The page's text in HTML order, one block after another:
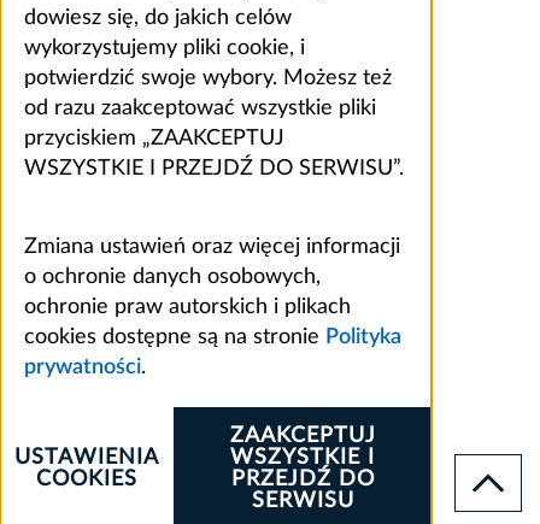
dowiesz się, do jakich celów
wykorzystujemy pliki cookie, i
potwierdzić swoje wybory. Możesz też
od razu zaakceptować wszystkie pliki
przyciskiem „ZAAKCEPTUJ
WSZYSTKIE I PRZEJDŹ DO SERWISU”.
Zmiana ustawień oraz więcej informacji
o ochronie danych osobowych,
ochronie praw autorskich i plikach
cookies dostępne są na stronie Polityka
prywatności.
ZAAKCEPTUJ
WSZYSTKIE I
PRZEJDŹ DO
SERWISU
USTAWIENIA
COOKIES